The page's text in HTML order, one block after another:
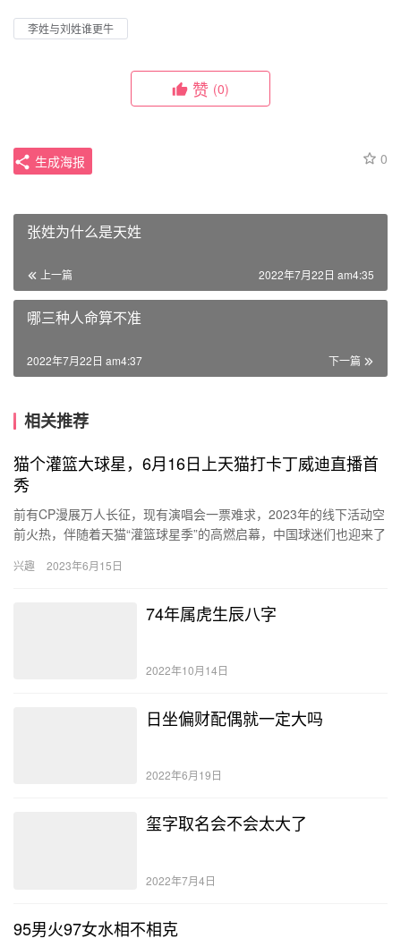
李姓与刘姓谁更牛
赞 (0)
0
生成海报
张姓为什么是天姓
上一篇 2022年7月22日 am4:35
哪三种人命算不准
下一篇
2022年7月22日 am4:37
相关推荐
猫个灌篮大球星，6月16日上天猫打卡丁威迪直播首
秀
前有CP漫展万人长征，现有演唱会一票难求，2023年的线下活动空
前火热，伴随着天猫“灌篮球星季”的高燃启幕，中国球迷们也迎来了
兴趣 2023年6月15日
74年属虎生辰八字
2022年10月14日
日坐偏财配偶就一定大吗
2022年6月19日
玺字取名会不会太大了
2022年7月4日
95男火97女水相不相克